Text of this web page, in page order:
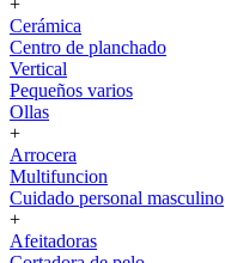
+
Cerámica
Centro de planchado
Vertical
Pequeños varios
Ollas
+
Arrocera
Multifuncion
Cuidado personal masculino
+
Afeitadoras